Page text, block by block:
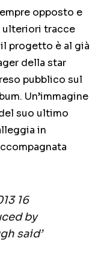
opposto e
ulteriori tracce
progetto è al già
della star
pubblico sul
Un’immagine
suo ultimo
in
16
by
said’